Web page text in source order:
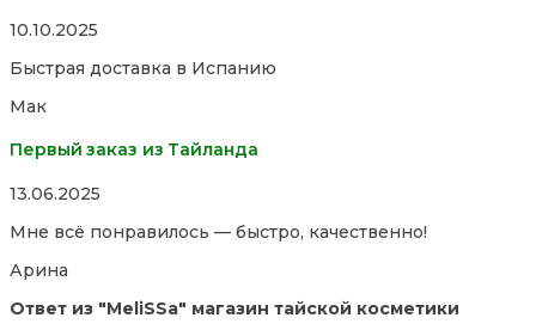
Rated
out
5
10.10.2025
Быстрая доставка в Испанию
Мак
Первый заказ из Тайланда
Rated
out
5
13.06.2025
Мне всё понравилось — быстро, качественно!
Арина
Ответ из "MeliSSa" магазин тайской косметики